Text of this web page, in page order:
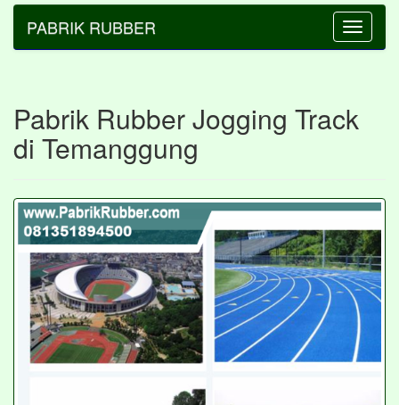
Toggle
PABRIK RUBBER
Pabrik Rubber Jogging Track
di Temanggung